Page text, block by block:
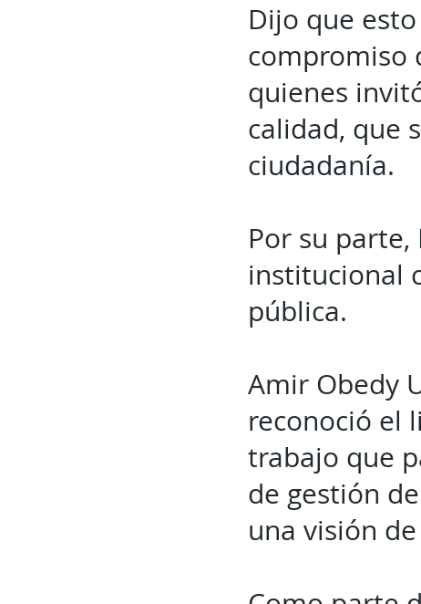
Dijo que
compromiso
quienes
calidad, que
ciudadanía.
Por su
institucional
pública.
Amir Obedy
reconoció el
trabajo que
de gestión
una visión